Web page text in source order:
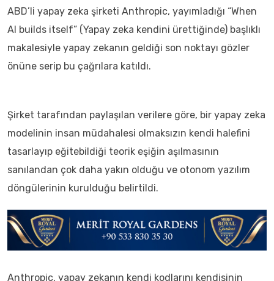
ABD’li yapay zeka şirketi Anthropic, yayımladığı “When
AI builds itself” (Yapay zeka kendini ürettiğinde) başlıklı
makalesiyle yapay zekanın geldiği son noktayı gözler
önüne serip bu çağrılara katıldı.
Şirket tarafından paylaşılan verilere göre, bir yapay zeka
modelinin insan müdahalesi olmaksızın kendi halefini
tasarlayıp eğitebildiği teorik eşiğin aşılmasının
sanılandan çok daha yakın olduğu ve otonom yazılım
döngülerinin kurulduğu belirtildi.
Anthropic, yapay zekanın kendi kodlarını kendisinin